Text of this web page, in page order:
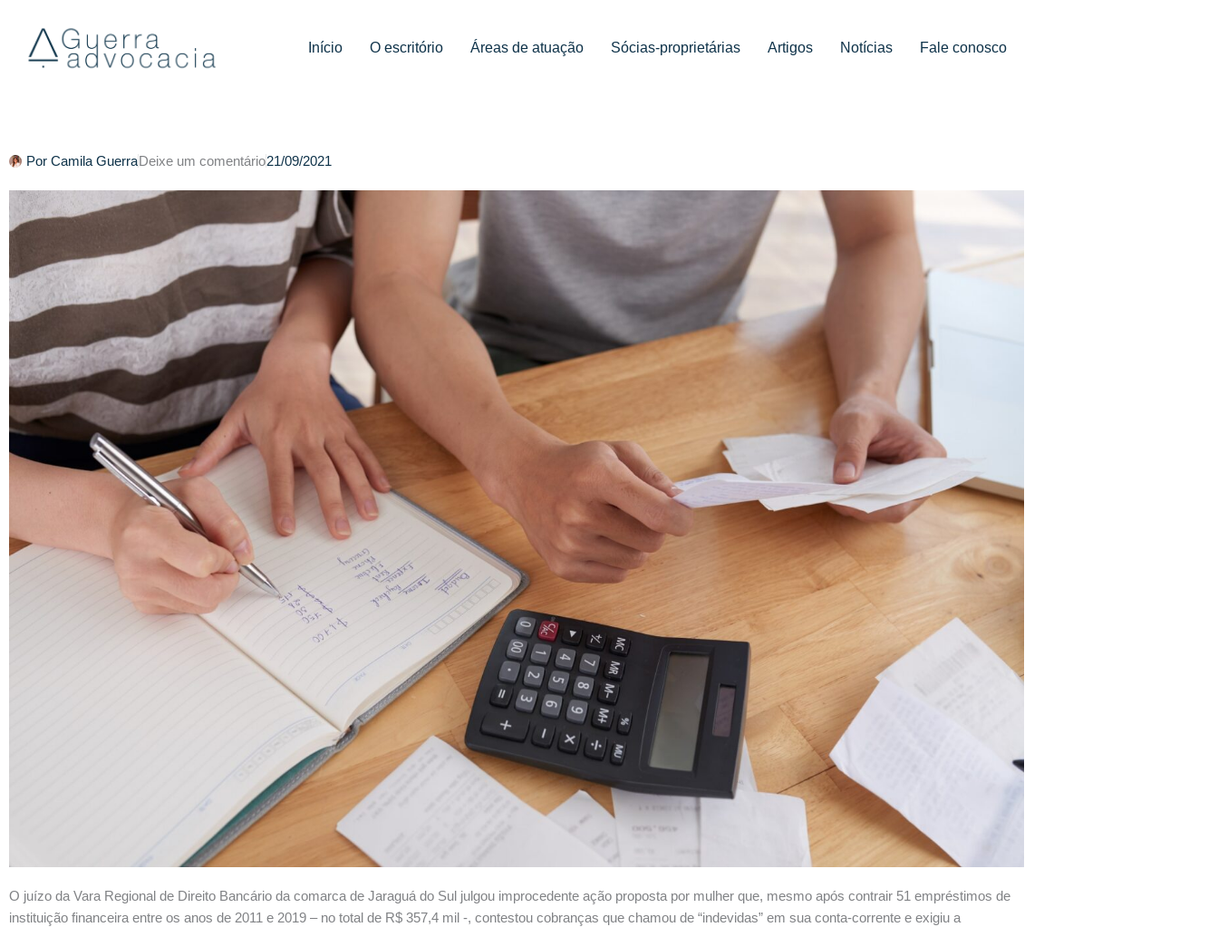
Início O escritório Áreas de atuação Sócias-proprietárias Artigos Notícias Fale conosco
Por Camila GuerraDeixe um comentário21/09/2021
O juízo da Vara Regional de Direito Bancário da comarca de Jaraguá do Sul julgou improcedente ação proposta por mulher que, mesmo após contrair 51 empréstimos de
instituição financeira entre os anos de 2011 e 2019 – no total de R$ 357,4 mil -, contestou cobranças que chamou de “indevidas” em sua conta-corrente e exigiu a